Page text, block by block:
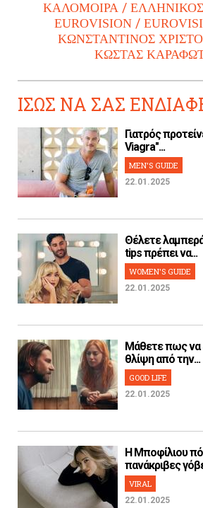
ΚΑΛΟΜΟΙΡΑ
EUROVISION
ΚΩΝΣΤΑΝΤΙΝΟΣ
ΚΩΣΤΑΣ
ΙΣΩΣ ΝΑ ΣΑΣ
Γιατρός
Viagra"...
MEN'S GUIDE
22.01.2025
Θέλετε
tips πρέπει να...
WOMEN'S GUIDE
22.01.2025
Μάθετε πως να
θλίψη από την...
GOOD LIFE
22.01.2025
H Μποφίλιου
πανάκριβες
VIRAL
22.01.2025